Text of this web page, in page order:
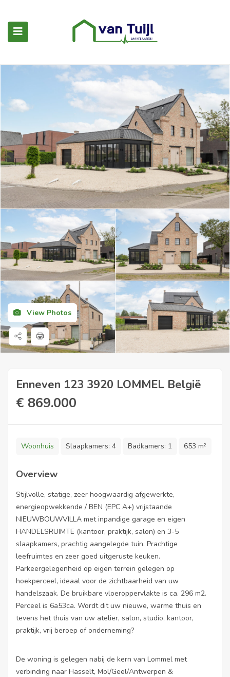
(Woningaanbod)
(Woning kopen)
(Diensten)
View Photos
Enneven 123 3920 LOMMEL België
€ 869.000
Woonhuis Slaapkamers: 4 Badkamers: 1 653 m²
Overview
Stijlvolle, statige, zeer hoogwaardig afgewerkte,
energieopwekkende / BEN (EPC A+) vrijstaande
NIEUWBOUWVILLA met inpandige garage en eigen
HANDELSRUIMTE (kantoor, praktijk, salon) en 3-5
slaapkamers, prachtig aangelegde tuin. Prachtige
leefruimtes en zeer goed uitgeruste keuken.
Parkeergelegenheid op eigen terrein gelegen op
hoekperceel, ideaal voor de zichtbaarheid van uw
handelszaak. De bruikbare vloeroppervlakte is ca. 296 m2.
Perceel is 6a53ca. Wordt dit uw nieuwe, warme thuis en
tevens het thuis van uw atelier, salon, studio, kantoor,
praktijk, vrij beroep of onderneming?
De woning is gelegen nabij de kern van Lommel met
verbinding naar Hasselt, Mol/Geel/Antwerpen &